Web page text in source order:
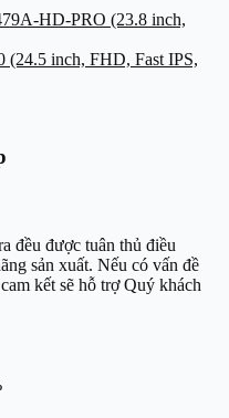
đều được tuân thủ điều
sản xuất. Nếu có vấn đề
kết sẽ hỗ trợ Quý khách